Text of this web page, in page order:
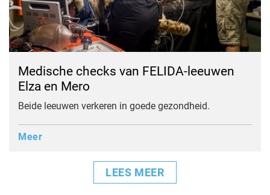
Medische checks van FELIDA-leeuwen
Elza en Mero
Beide leeuwen verkeren in goede gezondheid.
Meer
LEES MEER